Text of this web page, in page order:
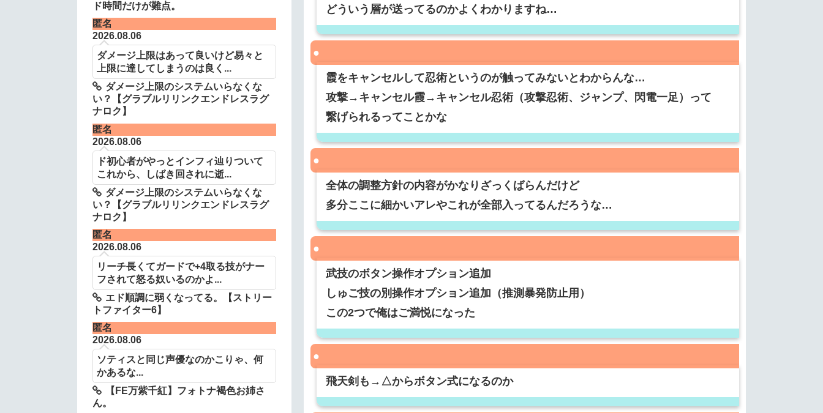
どういう層が送ってるのかよくわかりますね…
霞をキャンセルして忍術というのが触ってみないとわからんな…
攻撃→キャンセル霞→キャンセル忍術（攻撃忍術、ジャンプ、閃電一足）って
繋げられるってことかな
全体の調整方針の内容がかなりざっくばらんだけど
多分ここに細かいアレやこれが全部入ってるんだろうな…
武技のボタン操作オプション追加
しゅご技の別操作オプション追加（推測暴発防止用）
この2つで俺はご満悦になった
飛天剣も→△からボタン式になるのか
ド時間だけが難点。
匿名
2026.08.06
ダメージ上限はあって良いけど易々と
上限に達してしまうのは良く...
ダメージ上限のシステムいらなくな
い？【グラブルリリンクエンドレスラグ
ナロク】
匿名
2026.08.06
ド初心者がやっとインフィ辿りついて
これから、しばき回されに逝...
ダメージ上限のシステムいらなくな
い？【グラブルリリンクエンドレスラグ
ナロク】
匿名
2026.08.06
リーチ長くてガードで+4取る技がナー
フされて怒る奴いるのかよ...
エド順調に弱くなってる。【ストリー
トファイター6】
匿名
2026.08.06
ソティスと同じ声優なのかこりゃ、何
かあるな...
【FE万紫千紅】フォトナ褐色お姉さ
ん。